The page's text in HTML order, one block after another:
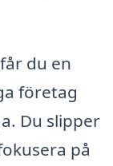
du en
företag
Du slipper
på